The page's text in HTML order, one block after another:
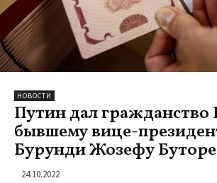
НОВОСТИ
Путин дал гражданство
бывшему вице-
Бурунди Жозефу Буторе
24.10.2022